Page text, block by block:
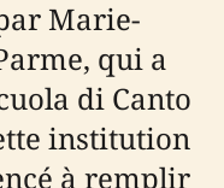
Marie-
qui a
di Canto
institution
à remplir